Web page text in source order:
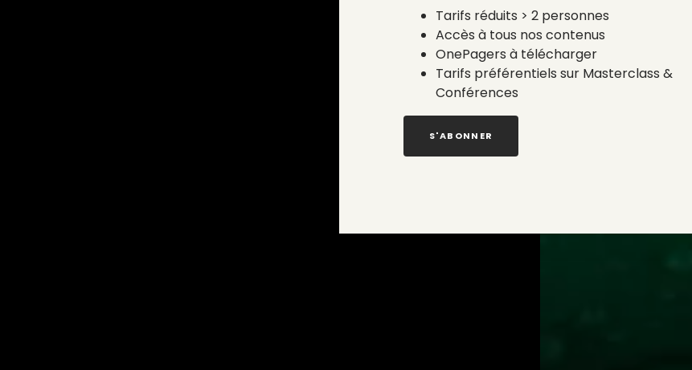
Tarifs réduits > 2 personnes
Accès à tous nos contenus
OnePagers à télécharger
Tarifs préférentiels sur Masterclass &
Conférences
S'ABONNER